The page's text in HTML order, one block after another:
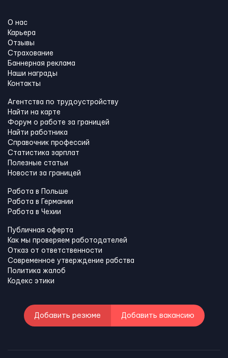
О нас
Карьера
Отзывы
Страхование
Баннерная реклама
Наши награды
Контакты
Агентства по трудоустройству
Найти на карте
Форум о работе за границей
Найти работника
Справочник профессий
Статистика зарплат
Полезные статьи
Новости за границей
Работа в Польше
Работа в Германии
Работа в Чехии
Публичная оферта
Как мы проверяем работодателей
Отказ от ответственности
Современное утверждение рабства
Политика жалоб
Кодекс этики
Добавить резюме Добавить вакансию